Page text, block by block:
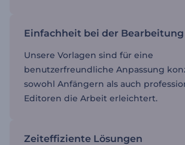
Einfachheit bei der Bearbeitung
Unsere Vorlagen sind für eine
benutzerfreundliche Anpassung
sowohl Anfängern als auch
Editoren die Arbeit erleichtert.
Zeiteffiziente Lösungen